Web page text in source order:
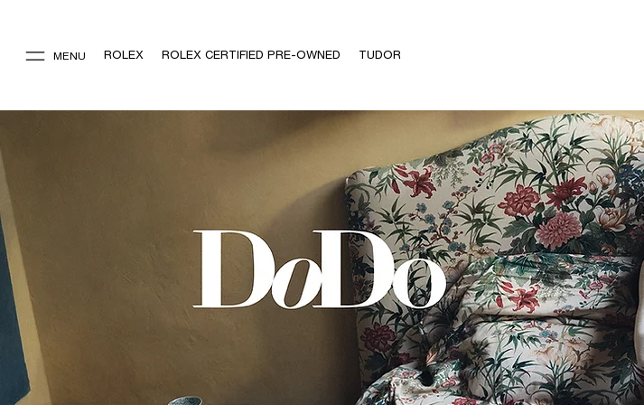
MENU ROLEX ROLEX CERTIFIED PRE-OWNED TUDOR